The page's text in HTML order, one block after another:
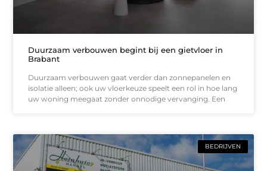
Duurzaam verbouwen begint bij een gietvloer in
Brabant
Duurzaam verbouwen gaat verder dan zonnepanelen en
isolatie alleen; ook uw vloerkeuze speelt een rol in hoe lang
uw woning meegaat zonder onnodige vervanging. Een
BEDRIJVEN